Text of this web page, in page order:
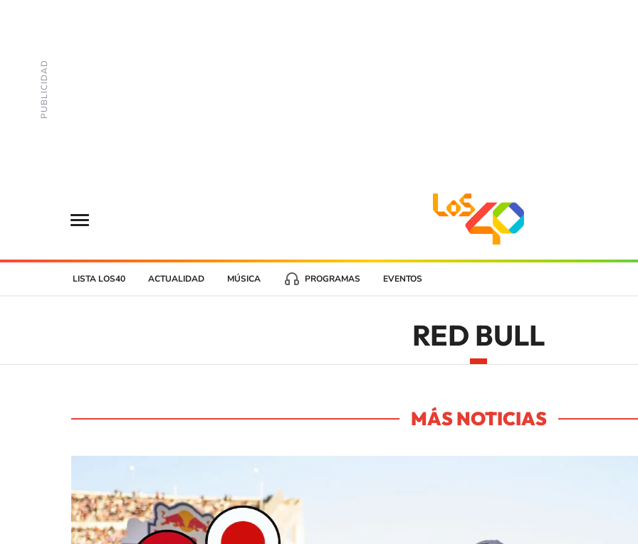
LISTA LOS40 ACTUALIDAD MÚSICA PROGRAMAS EVENTOS
RED BULL
MÁS NOTICIAS